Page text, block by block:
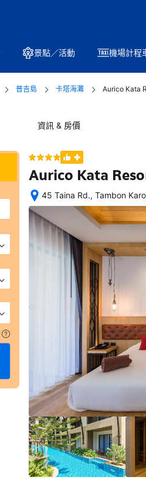
景點／活動 機場計程
普吉島 卡塔海灘 Aurico Kata
資訊 & 房價
Aurico Kata
45 Taina Rd., Tambon
位
置
絕
佳
—
則
評
語）
由
顧
客
於
實